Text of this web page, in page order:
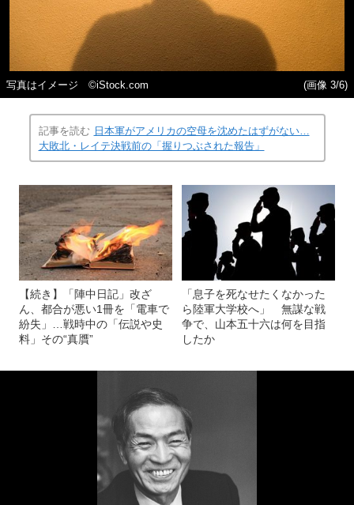
写真はイメージ ©iStock.com (画像 3/6)
記事を読む 日本軍がアメリカの空母を沈めたはずがない…
大敗北・レイテ決戦前の「握りつぶされた報告」
【続き】「陣中日記」改ざ
ん、都合が悪い1冊を「電車で
紛失」…戦時中の「伝説や史
料」その“真贋”
「息子を死なせたくなかった
ら陸軍大学校へ」 無謀な戦
争で、山本五十六は何を目指
したか